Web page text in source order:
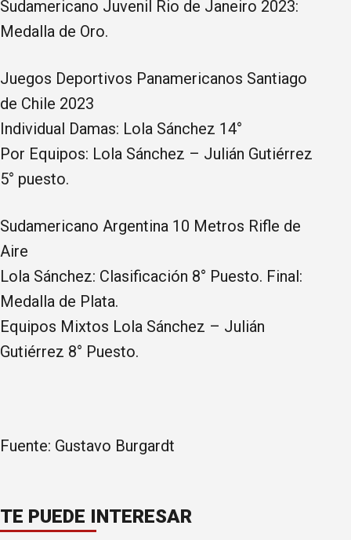
Sudamericano Juvenil Rio de Janeiro 2023:
Medalla de Oro.
Juegos Deportivos Panamericanos Santiago
de Chile 2023
Individual Damas: Lola Sánchez 14°
Por Equipos: Lola Sánchez – Julián Gutiérrez
5° puesto.
Sudamericano Argentina 10 Metros Rifle de
Aire
Lola Sánchez: Clasificación 8° Puesto. Final:
Medalla de Plata.
Equipos Mixtos Lola Sánchez – Julián
Gutiérrez 8° Puesto.
Fuente: Gustavo Burgardt
TE PUEDE INTERESAR